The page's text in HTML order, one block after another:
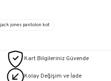
jack jones pantolon kot
Kart Bilgileriniz Güvende
Kolay Değişim ve İade